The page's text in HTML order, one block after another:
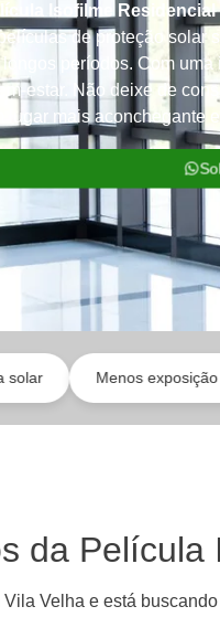
Isofilme
de proteção solar
períodos. Com
estar. Não deixe de
lugar mais aconchegante e
exposição externa de
da Película
Velha e está